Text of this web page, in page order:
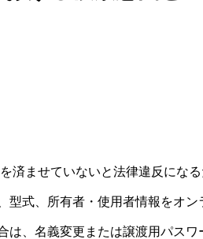
済ませていないと法律違反にな
型式、所有者・使用者情報をオン
は、名義変更または譲渡用パスワ